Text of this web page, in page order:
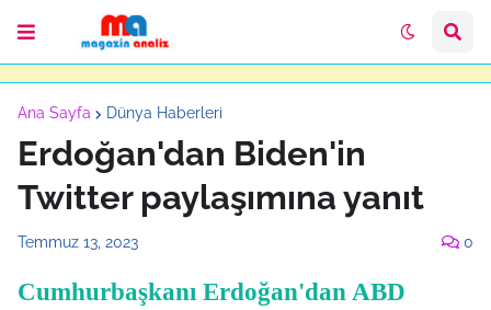
Ana Sayfa Dünya Haberleri
Erdoğan'dan Biden'in
Twitter paylaşımına yanıt
Temmuz 13, 2023 0
Cumhurbaşkanı Erdoğan'dan ABD